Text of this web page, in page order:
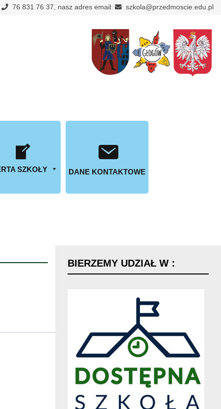
76 831 76 37, nasz adres email: szkola@przedmoscie.edu.pl
SZKOŁY DANE KONTAKTOWE
BIERZEMY UDZIAŁ W :